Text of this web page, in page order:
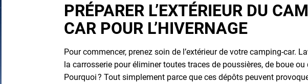
PRÉPARER L’EXTÉRIEUR DU
CAR POUR L’HIVERNAGE
Pour commencer, prenez soin de l’extérieur de votre camping-car.
la carrosserie pour éliminer toutes traces de poussières, de boue ou
Pourquoi ? Tout simplement parce que ces dépôts peuvent